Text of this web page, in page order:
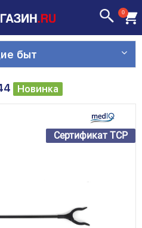
0
быт
Новинка
Сертификат ТСР